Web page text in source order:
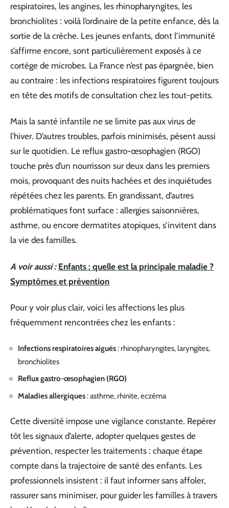
respiratoires, les angines, les rhinopharyngites, les
bronchiolites : voilà l’ordinaire de la petite enfance, dès la
sortie de la crèche. Les jeunes enfants, dont l’immunité
s’affirme encore, sont particulièrement exposés à ce
cortège de microbes. La France n’est pas épargnée, bien
au contraire : les infections respiratoires figurent toujours
en tête des motifs de consultation chez les tout-petits.
Mais la santé infantile ne se limite pas aux virus de
l’hiver. D’autres troubles, parfois minimisés, pèsent aussi
sur le quotidien. Le reflux gastro-œsophagien (RGO)
touche près d’un nourrisson sur deux dans les premiers
mois, provoquant des nuits hachées et des inquiétudes
répétées chez les parents. En grandissant, d’autres
problématiques font surface : allergies saisonnières,
asthme, ou encore dermatites atopiques, s’invitent dans
la vie des familles.
A voir aussi : Enfants : quelle est la principale maladie ?
Symptômes et prévention
Pour y voir plus clair, voici les affections les plus
fréquemment rencontrées chez les enfants :
Infections respiratoires aiguës: rhinopharyngites, laryngites,
bronchiolites
Reflux gastro-œsophagien (RGO)
Maladies allergiques: asthme, rhinite, eczéma
Cette diversité impose une vigilance constante. Repérer
tôt les signaux d’alerte, adopter quelques gestes de
prévention, respecter les traitements : chaque étape
compte dans la trajectoire de santé des enfants. Les
professionnels insistent : il faut informer sans affoler,
rassurer sans minimiser, pour guider les familles à travers